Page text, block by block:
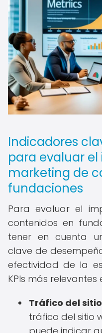
Indicadores
para evaluar
marketing de
fundaciones
Para evaluar el
contenidos en
tener en cuenta
clave de
efectividad de la
KPIs más relevantes
Tráfico del
tráfico del sitio